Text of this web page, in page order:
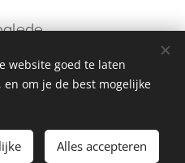
Cookies
website goed te laten
om je de best mogelijke
Alles accepteren